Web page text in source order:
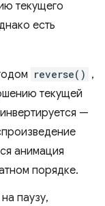
текущего
есть
reverse() ,
текущей
—
анимация
порядке.
паузу,